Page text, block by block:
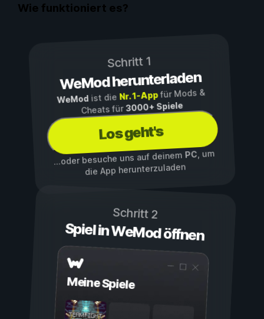
Wie funktioniert es?
Schritt 1
WeMod herunterladen
WeMod ist die Nr. 1-Appfür Mods &
Cheats für3000+ Spiele
Los geht's
...oder besuche uns auf deinemPC, um
die App herunterzuladen
Schritt 2
Spiel in WeMod öffnen
Meine Spiele